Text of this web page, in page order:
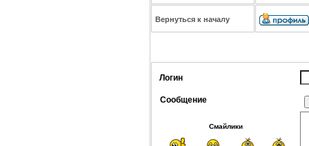
Вернуться к началу
Логин
Сообщение
Смайлики